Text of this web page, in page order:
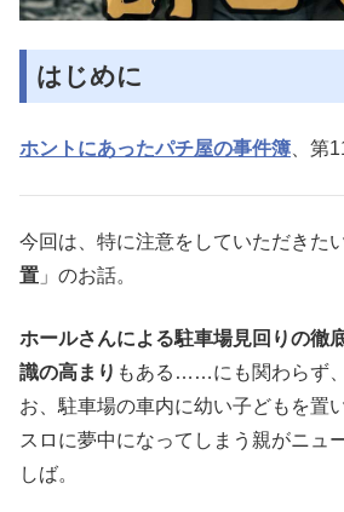
はじめに
ホントにあったパチ屋の事件簿 、第
今回は、特に注意をしていただきた
置 」のお話。
ホールさんによる駐車場見回りの徹
識の高まり もある……にも関わらず
お、駐車場の車内に幼い子どもを置
スロに夢中になってしまう親がニュ
しば。